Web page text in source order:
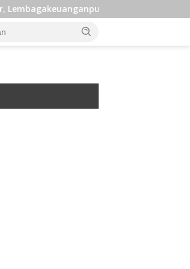
Ungkap Pengaruh Domestik dan